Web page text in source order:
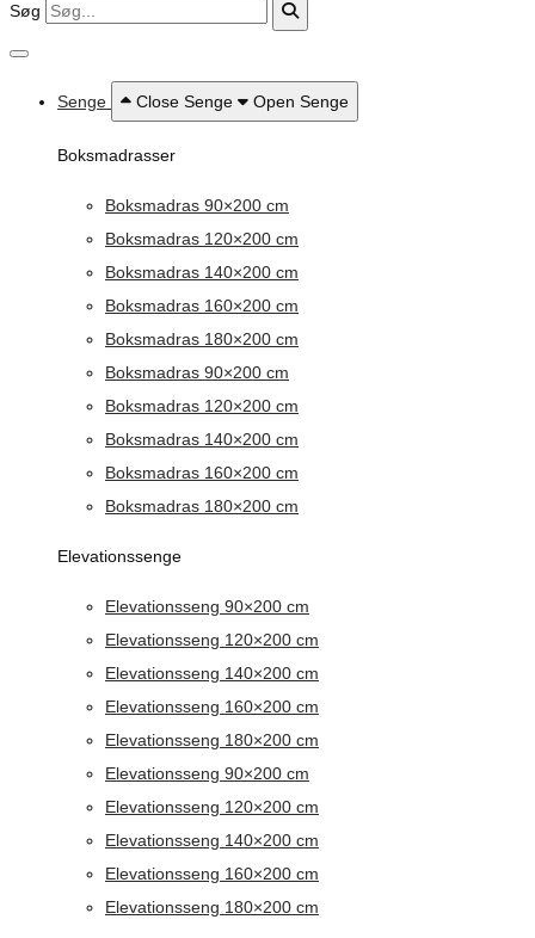
Søg
Senge Close Senge Open Senge
Boksmadrasser
Boksmadras 90×200 cm
Boksmadras 120×200 cm
Boksmadras 140×200 cm
Boksmadras 160×200 cm
Boksmadras 180×200 cm
Boksmadras 90×200 cm
Boksmadras 120×200 cm
Boksmadras 140×200 cm
Boksmadras 160×200 cm
Boksmadras 180×200 cm
Elevationssenge
Elevationsseng 90×200 cm
Elevationsseng 120×200 cm
Elevationsseng 140×200 cm
Elevationsseng 160×200 cm
Elevationsseng 180×200 cm
Elevationsseng 90×200 cm
Elevationsseng 120×200 cm
Elevationsseng 140×200 cm
Elevationsseng 160×200 cm
Elevationsseng 180×200 cm